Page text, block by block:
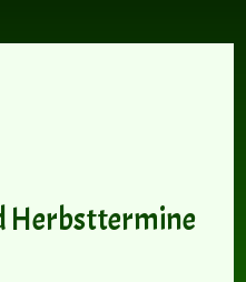
Herbsttermine